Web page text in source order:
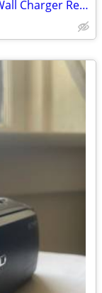
Kastar 2-Pack NP-BX1 Battery and AC Wall Charger Replacement for Sony ZV-1 Vlogg